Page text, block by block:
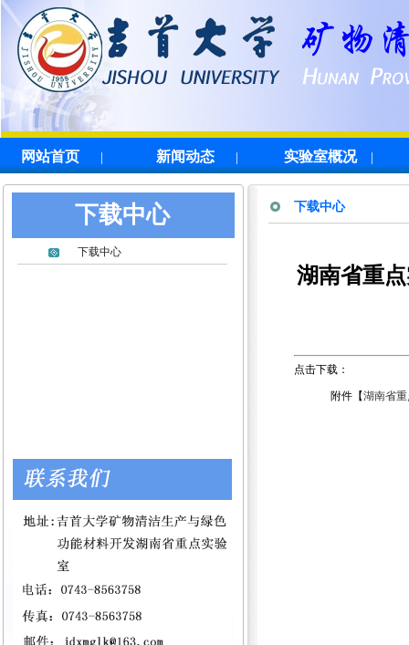
网站首页 | 新闻动态 | 实验室概况 |
下载中心
下载中心
下载中心
湖南省重
点击下载：
附件【湖南省